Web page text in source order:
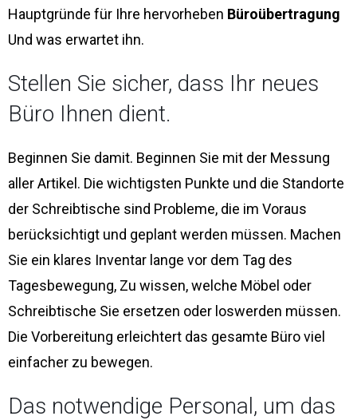
Hauptgründe für Ihre hervorheben Büroübertragung
Und was erwartet ihn.
Stellen Sie sicher, dass Ihr neues
Büro Ihnen dient.
Beginnen Sie damit. Beginnen Sie mit der Messung
aller Artikel. Die wichtigsten Punkte und die Standorte
der Schreibtische sind Probleme, die im Voraus
berücksichtigt und geplant werden müssen. Machen
Sie ein klares Inventar lange vor dem Tag des
Tagesbewegung, Zu wissen, welche Möbel oder
Schreibtische Sie ersetzen oder loswerden müssen.
Die Vorbereitung erleichtert das gesamte Büro viel
einfacher zu bewegen.
Das notwendige Personal, um das